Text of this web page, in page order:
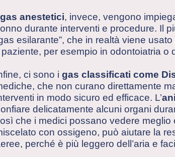
gas anestetici, invece, vengono
durante interventi e procedure. Il
esilarante”, che in realtà viene
paziente, per esempio in odontoiatria o
ci sono i gas classificati come
che non curano direttamente
in modo sicuro ed efficace. L’
delicatamente alcuni organi
che i medici possano vedere meglio
con ossigeno, può aiutare la
perché è più leggero dell’aria e